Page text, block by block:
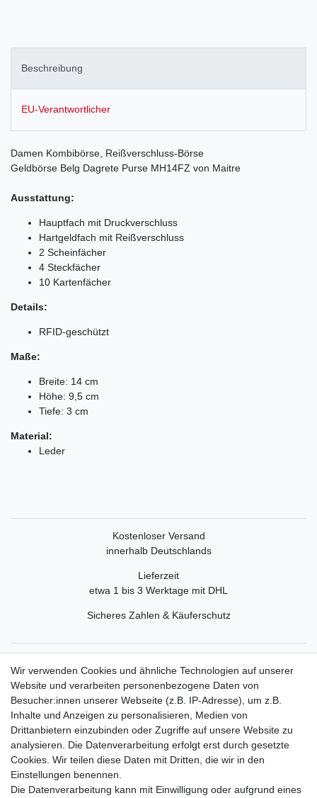
Beschreibung
EU-Verantwortlicher
Damen Kombibörse, Reißverschluss-Börse
Geldbörse Belg Dagrete Purse MH14FZ von Maitre
Ausstattung:
Hauptfach mit Druckverschluss
Hartgeldfach mit Reißverschluss
2 Scheinfächer
4 Steckfächer
10 Kartenfächer
Details:
RFID-geschützt
Maße:
Breite: 14 cm
Höhe: 9,5 cm
Tiefe: 3 cm
Material:
Leder
Kostenloser Versand
innerhalb Deutschlands
Lieferzeit
etwa 1 bis 3 Werktage mit DHL
Sicheres Zahlen & Käuferschutz
Rechtliche Informationen
Widerrufsrecht
Widerrufsformular
Datenschutzerklärung
AGB
Wir verwenden Cookies und ähnliche Technologien auf unserer
Website und verarbeiten personenbezogene Daten von
Besucher:innen unserer Webseite (z.B. IP-Adresse), um z.B.
Inhalte und Anzeigen zu personalisieren, Medien von
Drittanbietern einzubinden oder Zugriffe auf unsere Website zu
analysieren. Die Datenverarbeitung erfolgt erst durch gesetzte
Cookies. Wir teilen diese Daten mit Dritten, die wir in den
Einstellungen benennen.
Die Datenverarbeitung kann mit Einwilligung oder aufgrund eines